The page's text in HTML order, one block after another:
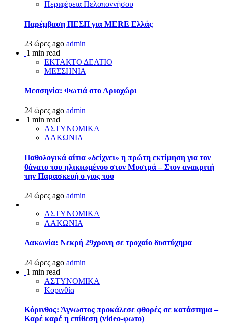
Περιφέρεια Πελοποννήσου
Παρέμβαση ΠΕΣΠ για MERE Ελλάς
23 ώρες ago admin
1 min read
ΕΚΤΑΚΤΟ ΔΕΛΤΙΟ
ΜΕΣΣΗΝΙΑ
Μεσσηνία: Φωτιά στο Αριοχώρι
24 ώρες ago admin
1 min read
ΑΣΤΥΝΟΜΙΚΑ
ΛΑΚΩΝΙΑ
Παθολογικά αίτια «δείχνει» η πρώτη εκτίμηση για τον
θάνατο του ηλικιωμένου στον Μυστρά – Στον ανακριτή
την Παρασκευή ο γιος του
24 ώρες ago admin
ΑΣΤΥΝΟΜΙΚΑ
ΛΑΚΩΝΙΑ
Λακωνία: Νεκρή 29χρονη σε τροχαίο δυστύχημα
24 ώρες ago admin
1 min read
ΑΣΤΥΝΟΜΙΚΑ
Κορινθία
Κόρινθος: Άγνωστος προκάλεσε φθορές σε κατάστημα –
Καρέ καρέ η επίθεση (video-φωτο)